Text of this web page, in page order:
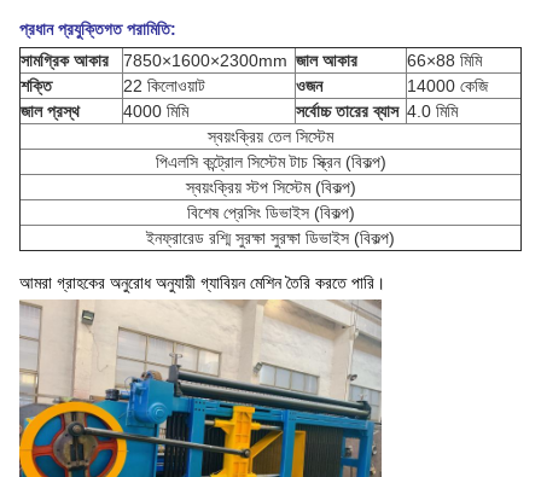
প্রধান প্রযুক্তিগত পরামিতি:
সামগ্রিক আকার
7850×1600×2300mm জাল আকার
66×88 মিমি
শক্তি
22 কিলোওয়াট ওজন
14000 কেজি
জাল প্রস্থ
4000 মিমি সর্বোচ্চ তারের ব্যাস 4.0 মিমি
স্বয়ংক্রিয় তেল সিস্টেম
পিএলসি কন্ট্রোল সিস্টেম টাচ স্ক্রিন (বিকল্প)
স্বয়ংক্রিয় স্টপ সিস্টেম (বিকল্প)
বিশেষ প্রেসিং ডিভাইস (বিকল্প)
ইনফ্রারেড রশ্মি সুরক্ষা সুরক্ষা ডিভাইস (বিকল্প)
আমরা গ্রাহকের অনুরোধ অনুযায়ী গ্যাবিয়ন মেশিন তৈরি করতে পারি।